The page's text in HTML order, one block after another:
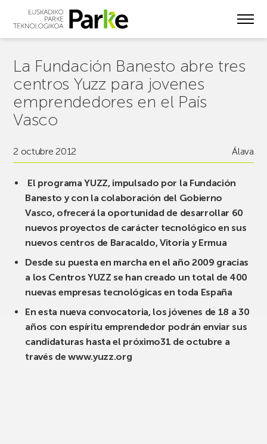
La Fundación Banesto abre tres
centros Yuzz para jovenes
emprendedores en el País
Vasco
2 octubre 2012 Álava
El programa YUZZ, impulsado por la Fundación
Banesto y con la colaboración del Gobierno
Vasco, ofrecerá la oportunidad de desarrollar 60
nuevos proyectos de carácter tecnológico en sus
nuevos centros de Baracaldo, Vitoria y Ermua
Desde su puesta en marcha en el año 2009 gracias
a los Centros YUZZ se han creado un total de 400
nuevas empresas tecnológicas en toda España
En esta nueva convocatoria, los jóvenes de 18 a 30
años con espíritu emprendedor podrán enviar sus
candidaturas hasta el próximo31 de octubre a
través de www.yuzz.org